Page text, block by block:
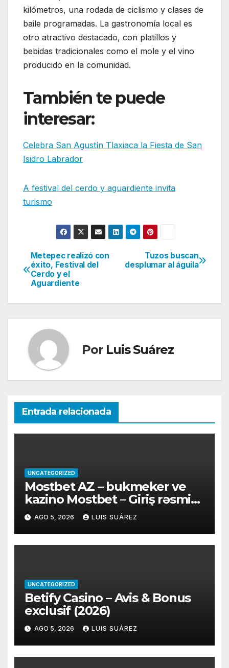
kilómetros, una rodada de ciclismo y clases de
baile programadas. La gastronomía local es
otro atractivo destacado, con platillos y
bebidas tradicionales como el mole y el vino
producido en la comunidad.
También te puede
interesar:
Celebra San Agustín Tlaxiaca la Fiesta de San
Isidro Labrador
A festival del cerdo y aguardiente invita
turismo
Navegación
de
entradas
Tuzos buscan
desplumar al águila
Metepec realizó con
éxito, Festival del
Cerdo y el
Aguardiente
Por Luis Suárez
Entrada relacionada
UNCATEGORIZED
Mostbet AZ – bukmeker ve
kazino Mostbet – Giriş rəsmi
sayt
AGO 5, 2026 LUIS SUÁREZ
UNCATEGORIZED
Betify Casino – Avis & Bonus
exclusif (2026)
AGO 5, 2026 LUIS SUÁREZ